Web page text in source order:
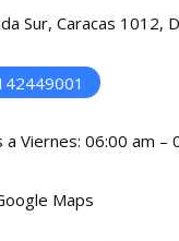
Sur, Caracas 1012,
a Viernes: 06:00 am –
Maps